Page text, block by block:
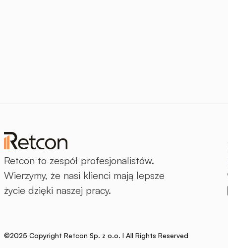
Retcon to zespół profesjonalistów.
Wierzymy, że nasi klienci mają lepsze
życie dzięki naszej pracy.
©2025 Copyright Retcon Sp. z o.o. I All Rights Reserved